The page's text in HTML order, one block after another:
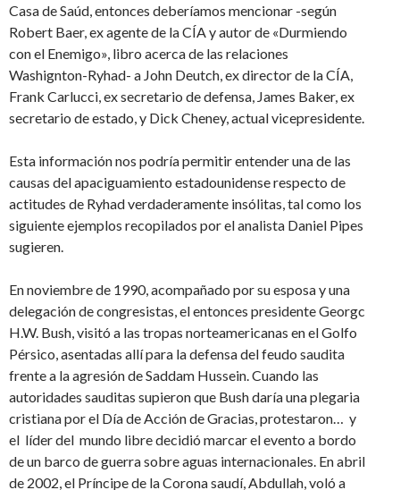
Casa de Saúd, entonces deberíamos mencionar -según
Robert Baer, ex agente de la CÍA y autor de «Durmiendo
con el Enemigo», libro acerca de las relaciones
Washignton-Ryhad- a John Deutch, ex director de la CÍA,
Frank Carlucci, ex secretario de defensa, James Baker, ex
secretario de estado, y Dick Cheney, actual vicepresidente.
Esta información nos podría permitir entender una de las
causas del apaciguamiento estadounidense respecto de
actitudes de Ryhad verdaderamente insólitas, tal como los
siguiente ejemplos recopilados por el analista Daniel Pipes
sugieren.
En noviembre de 1990, acompañado por su esposa y una
delegación de congresistas, el entonces presidente Georgc
H.W. Bush, visitó a las tropas norteamericanas en el Golfo
Pérsico, asentadas allí para la defensa del feudo saudita
frente a la agresión de Saddam Hussein. Cuando las
autoridades sauditas supieron que Bush daría una plegaria
cristiana por el Día de Acción de Gracias, protestaron… y
el líder del mundo libre decidió marcar el evento a bordo
de un barco de guerra sobre aguas internacionales. En abril
de 2002, el Príncipe de la Corona saudí, Abdullah, voló a